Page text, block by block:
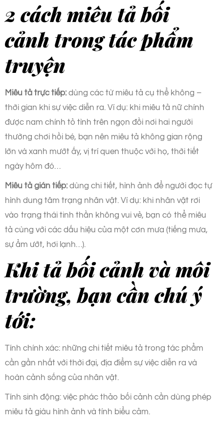
2 cách miêu tả bối
cảnh trong tác phẩm
truyện
Miêu tả trực tiếp:dùng các từ miêu tả cụ thể không –
thời gian khi sự việc diễn ra. Ví dụ: khi miêu tả nữ chính
được nam chính tỏ tình trên ngọn đồi nơi hai người
thường chơi hồi bé, bạn nên miêu tả không gian rộng
lớn và xanh mướt ấy, vị trí quen thuộc với họ, thời tiết
ngày hôm đó…
Miêu tả gián tiếp:dùng chi tiết, hình ảnh để người đọc tự
hình dung tâm trạng nhân vật. Ví dụ: khi nhân vật rơi
vào trạng thái tinh thần không vui vẻ, bạn có thể miêu
tả cùng với các dấu hiệu của một cơn mưa (tiếng mưa,
sự ẩm ướt, hơi lạnh…).
Khi tả bối cảnh và môi
trường, bạn cần chú ý
tới:
Tính chính xác: những chi tiết miêu tả trong tác phẩm
cần gần nhất với thời đại, địa điểm sự việc diễn ra và
hoàn cảnh sống của nhân vật.
Tính sinh động: việc phác thảo bối cảnh cần dùng phép
miêu tả giàu hình ảnh và tính biểu cảm.